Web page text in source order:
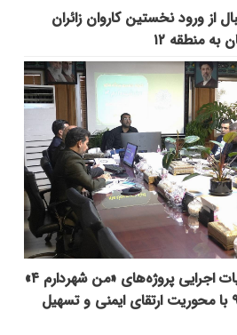
از ورود نخستین کاروان زائران
به منطقه ۱۲
تداوم عملیات اجرایی پروژه‌های «من شهردارم ۴»
در منطقه ۹ با محوریت ارتقای ایمنی و تسهیل